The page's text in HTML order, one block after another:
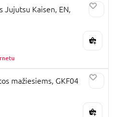
Jujutsu Kaisen, EN,
mažiesiems, GKF04